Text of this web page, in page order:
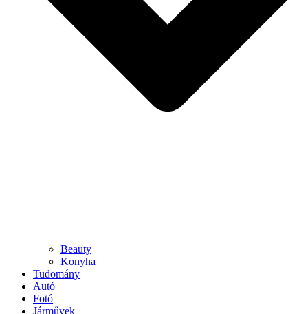
Beauty
Konyha
Tudomány
Autó
Fotó
Járművek